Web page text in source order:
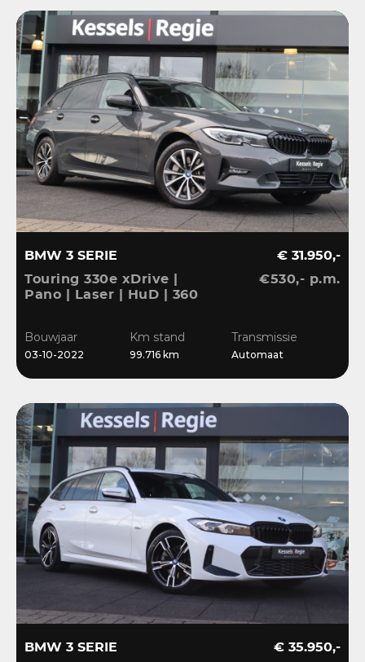
BMW 3 SERIE
Touring 330e xDrive |
Pano | Laser | HuD | 360
Dravit
€ 31.950,-
€530,- p.m.
Bouwjaar
03-10-2022
Km stand
99.716 km
Transmissie
Automaat
BMW 3 SERIE
€ 35.950,-